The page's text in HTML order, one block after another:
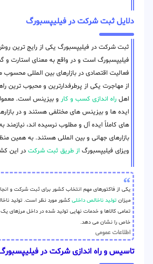
دلایل ثبت شرکت در فیلیپسبورگ
ثبت شرکت در فیلیپسبورگ یکی از رایج ترین
فیلیپسبورگ است و در واقع به معنای استارت
فعالیت اقتصادی در بازارهای بین المللی
از مهاجرت یکی از پرطرفدارترین و محبوب ترین
اهل راه اندازی کسب و کار و بیزینس است.
ایده ها و بیزینس های مختلفی هستند و در
های کاملاً ایده آل و مطلوب نرسیده اند، نیازمند
بازارهای جهانی و بین المللی هستند. به همین
ویزای فیلیپسبورگ از طریق ثبت شرکت در این
یکی از فاکتورهای مهم انتخاب کشور برای ثبت شرکت و
میزان تولید ناخالص داخلیکشور مورد نظر است. تولید
تمامی کالاها و خدمات نهایی تولید شده در داخل مرزهای
خاص را نشان می دهد.
اطلاعات عمومی
تاسیس و راه اندازی شرکت در